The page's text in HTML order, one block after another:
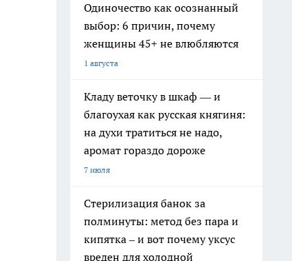
Одиночество как осознанный
выбор: 6 причин, почему
женщины 45+ не влюбляются
1 августа
Кладу веточку в шкаф — и
благоухая как русская княгиня:
на духи тратиться не надо,
аромат гораздо дороже
7 июля
Стерилизация банок за
полминуты: метод без пара и
кипятка – и вот почему уксус
вреден для холодной